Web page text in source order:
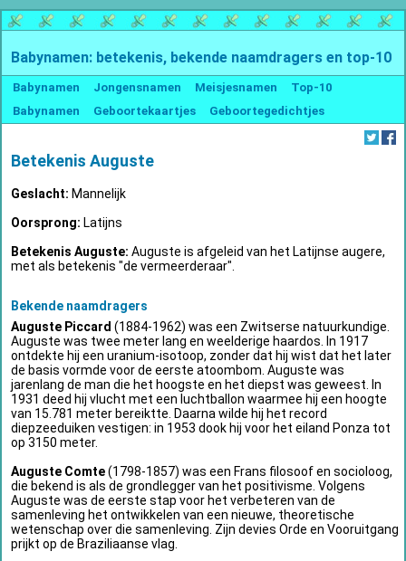
Babynamen: betekenis, bekende naamdragers en top-10
Babynamen Jongensnamen Meisjesnamen
Top-10
Babynamen
Geboortekaartjes Geboortegedichtjes
Betekenis Auguste
Geslacht: Mannelijk
Oorsprong: Latijns
Betekenis Auguste: Auguste is afgeleid van het Latijnse augere,
met als betekenis "de vermeerderaar".
Bekende naamdragers
Auguste Piccard (1884-1962) was een Zwitserse natuurkundige.
Auguste was twee meter lang en weelderige haardos. In 1917
ontdekte hij een uranium-isotoop, zonder dat hij wist dat het later
de basis vormde voor de eerste atoombom. Auguste was
jarenlang de man die het hoogste en het diepst was geweest. In
1931 deed hij vlucht met een luchtballon waarmee hij een hoogte
van 15.781 meter bereiktte. Daarna wilde hij het record
diepzeeduiken vestigen: in 1953 dook hij voor het eiland Ponza tot
op 3150 meter.
Auguste Comte(1798-1857) was een Frans filosoof en socioloog,
die bekend is als de grondlegger van het positivisme. Volgens
Auguste was de eerste stap voor het verbeteren van de
samenleving het ontwikkelen van een nieuwe, theoretische
wetenschap over die samenleving. Zijn devies Orde en Vooruitgang
prijkt op de Braziliaanse vlag.